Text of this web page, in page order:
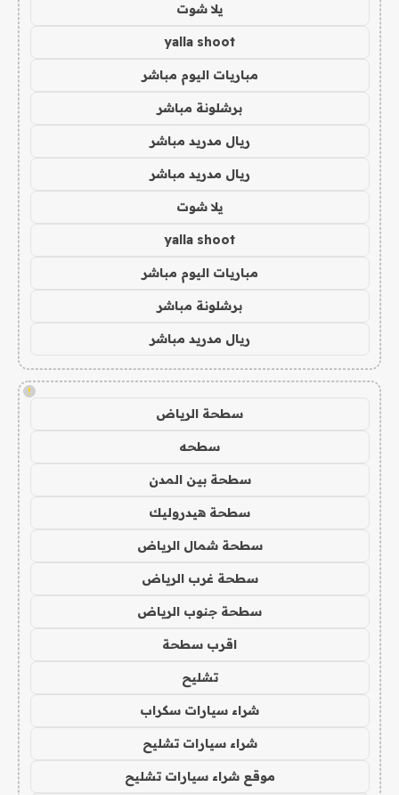
يلا شوت
yalla shoot
مباريات اليوم مباشر
برشلونة مباشر
ريال مدريد مباشر
ريال مدريد مباشر
يلا شوت
yalla shoot
مباريات اليوم مباشر
برشلونة مباشر
ريال مدريد مباشر
!
سطحة الرياض
سطحه
سطحة بين المدن
سطحة هيدروليك
سطحة شمال الرياض
سطحة غرب الرياض
سطحة جنوب الرياض
اقرب سطحة
تشليح
شراء سيارات سكراب
شراء سيارات تشليح
موقع شراء سيارات تشليح